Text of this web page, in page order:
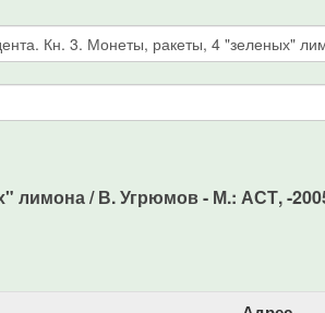
лимона / В. Угрюмов - М.: АСТ, -